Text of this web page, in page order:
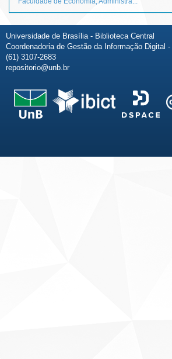
Universidade de Brasília - Biblioteca Central
Coordenadoria de Gestão da Informação Digital
(61) 3107-2683
repositorio@unb.br